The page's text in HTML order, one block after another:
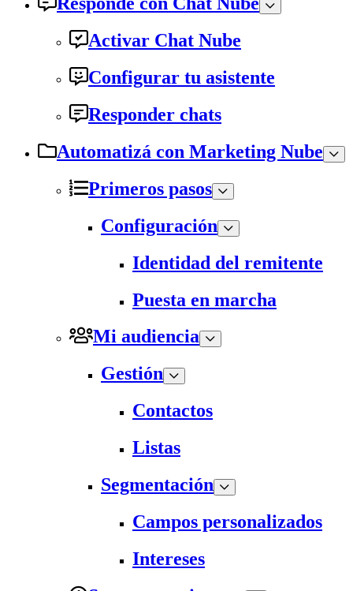
Activar Chat Nube
Configurar tu asistente
Responder chats
Automatizá con Marketing Nube
Primeros pasos
Configuración
Identidad del remitente
Puesta en marcha
Mi audiencia
Gestión
Contactos
Listas
Segmentación
Campos personalizados
Intereses